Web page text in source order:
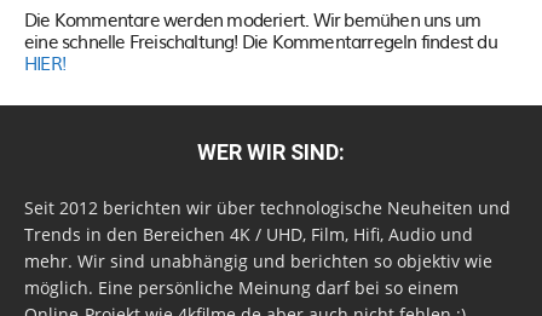
Die Kommentare werden moderiert. Wir bemühen uns um
eine schnelle Freischaltung! Die Kommentarregeln findest du
HIER!
WER WIR SIND:
Seit 2012 berichten wir über technologische Neuheiten und
Trends in den Bereichen 4K / UHD, Film, Hifi, Audio und
mehr. Wir sind unabhängig und berichten so objektiv wie
möglich. Eine persönliche Meinung darf bei so einem